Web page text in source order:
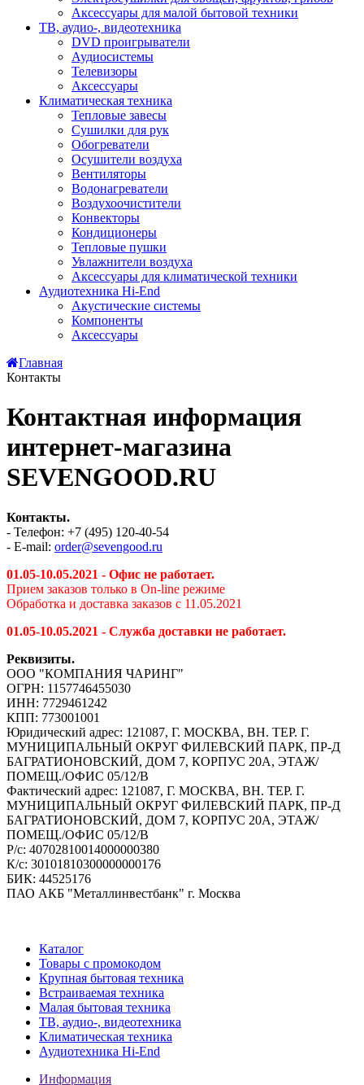
Аксессуары для малой бытовой техники
ТВ, аудио-, видеотехника
DVD проигрыватели
Аудиосистемы
Телевизоры
Аксессуары
Климатическая техника
Тепловые завесы
Сушилки для рук
Обогреватели
Осушители воздуха
Вентиляторы
Водонагреватели
Воздухоочистители
Конвекторы
Кондиционеры
Тепловые пушки
Увлажнители воздуха
Аксессуары для климатической техники
Аудиотехника Hi-End
Акустические системы
Компоненты
Аксессуары
Главная
Контакты
Контактная информация
интернет-магазина
SEVENGOOD.RU
Контакты.
- Телефон: +7 (495) 120-40-54
- E-mail: order@sevengood.ru
01.05-10.05.2021 - Офис не работает.
Прием заказов только в On-line режиме
Обработка и доставка заказов с 11.05.2021
01.05-10.05.2021 - Служба доставки не работает.
Реквизиты.
ООО "КОМПАНИЯ ЧАРИНГ"
ОГРН: 1157746455030
ИНН: 7729461242
КПП: 773001001
Юридический адрес: 121087, Г. МОСКВА, ВН. ТЕР. Г.
МУНИЦИПАЛЬНЫЙ ОКРУГ ФИЛЕВСКИЙ ПАРК, ПР-Д
БАГРАТИОНОВСКИЙ, ДОМ 7, КОРПУС 20А, ЭТАЖ/
ПОМЕЩ./ОФИС 05/12/В
Фактический адрес: 121087, Г. МОСКВА, ВН. ТЕР. Г.
МУНИЦИПАЛЬНЫЙ ОКРУГ ФИЛЕВСКИЙ ПАРК, ПР-Д
БАГРАТИОНОВСКИЙ, ДОМ 7, КОРПУС 20А, ЭТАЖ/
ПОМЕЩ./ОФИС 05/12/В
Р/c: 40702810014000000380
К/c: 30101810300000000176
БИК: 44525176
ПАО АКБ "Металлинвестбанк" г. Москва
Каталог
Товары с промокодом
Крупная бытовая техника
Встраиваемая техника
Малая бытовая техника
ТВ, аудио-, видеотехника
Климатическая техника
Аудиотехника Hi-End
Информация